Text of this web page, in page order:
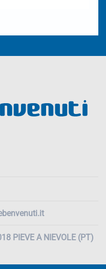
PIEVE A NIEVOLE (PT)